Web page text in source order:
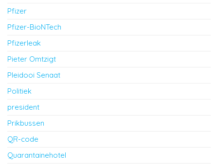
Pfizer
Pfizer-BioNTech
Pfizerleak
Pieter Omtzigt
Pleidooi Senaat
Politiek
president
Prikbussen
QR-code
Quarantainehotel